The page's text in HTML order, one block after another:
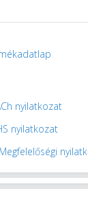
nyilatkozat
nyilatkozat